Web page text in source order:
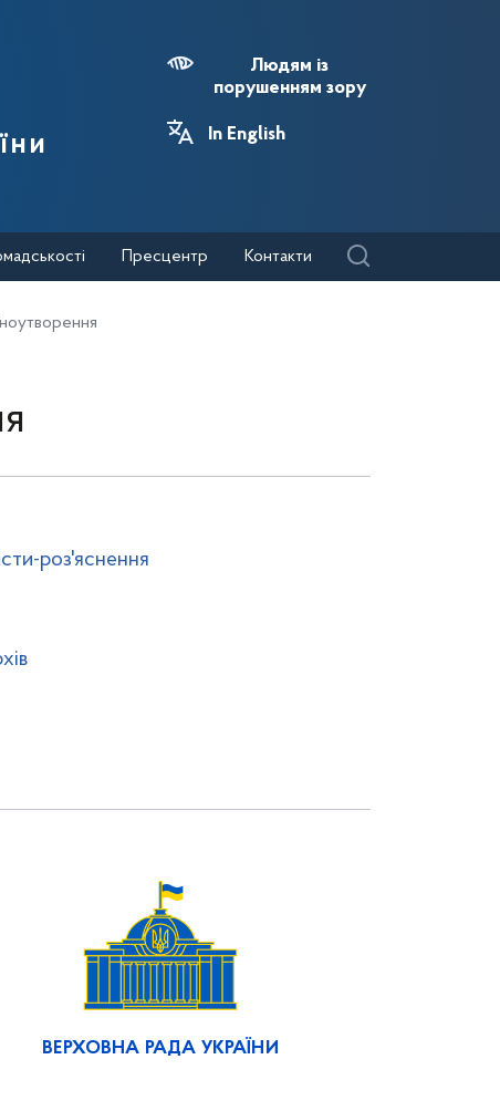
Людям із
порушенням зору
In English
Пресцентр Контакти
роз'яснення
ВЕРХОВНА РАДА УКРАЇНИ